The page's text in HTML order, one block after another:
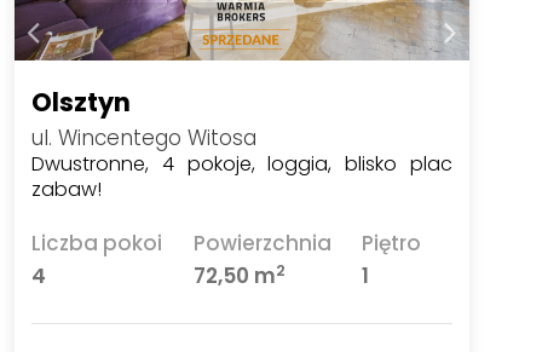
Olsztyn
ul. Wincentego Witosa
Dwustronne, 4 pokoje, loggia, blisko plac
zabaw!
Liczba pokoi
4
Powierzchnia
72,50 m2
Piętro
1